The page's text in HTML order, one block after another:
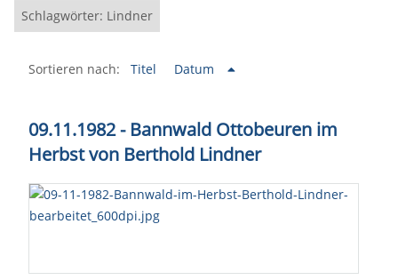
Schlagwörter: Lindner
Sortieren nach: Titel Datum
09.11.1982 - Bannwald Ottobeuren im
Herbst von Berthold Lindner